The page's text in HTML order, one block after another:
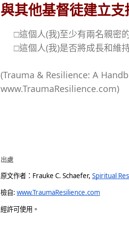
與其他基督徒建立支
□這個人(我)至少有兩名親密
□這個人(我)是否將成長和維
(Trauma & Resilience: A
www.TraumaResilience.com)
出處
原文作者：Frauke C. Schaefer, Spiritual
檢自: www.TraumaResilience.com
經許可使用。